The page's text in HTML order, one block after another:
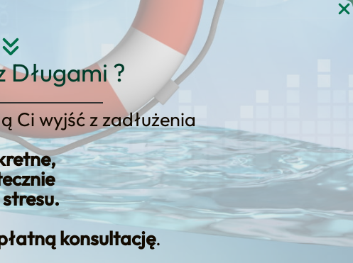
Długami ?
Ci wyjść z zadłużenia
konsultację.
Kontakt KONSULTACJA
nie ogólników. Na tej stronie